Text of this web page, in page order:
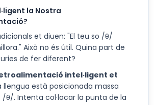
la Nostra
et diuen: "El teu so /θ/
Això no és útil. Quina part de
de fer diferent?
intel·ligent et
llengua està posicionada massa
/θ/. Intenta col·locar la punta de la